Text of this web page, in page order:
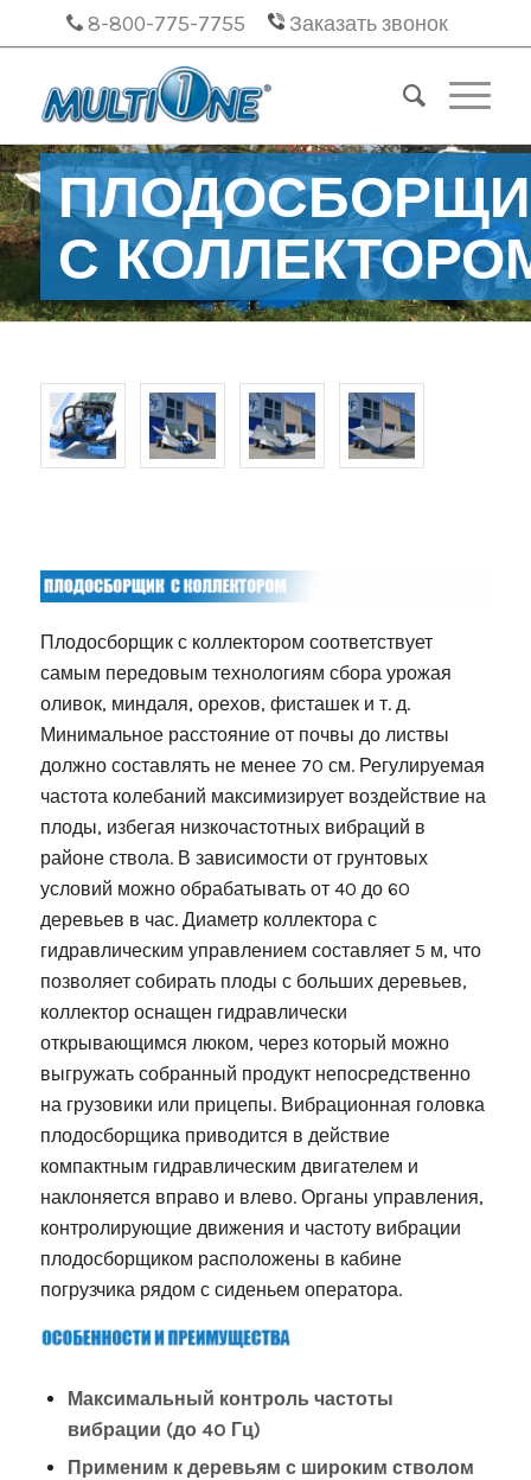
8-800-775-7755 Заказать звонок
С
Плодосборщик с коллектором соответствует
самым передовым технологиям сбора урожая
оливок, миндаля, орехов, фисташек и т. д.
Минимальное расстояние от почвы до листвы
должно составлять не менее 70 см. Регулируемая
частота колебаний максимизирует воздействие на
плоды, избегая низкочастотных вибраций в
районе ствола. В зависимости от грунтовых
условий можно обрабатывать от 40 до 60
деревьев в час. Диаметр коллектора с
гидравлическим управлением составляет 5 м, что
позволяет собирать плоды с больших деревьев,
коллектор оснащен гидравлически
открывающимся люком, через который можно
выгружать собранный продукт непосредственно
на грузовики или прицепы. Вибрационная головка
плодосборщика приводится в действие
компактным гидравлическим двигателем и
наклоняется вправо и влево. Органы управления,
контролирующие движения и частоту вибрации
плодосборщиком расположены в кабине
погрузчика рядом с сиденьем оператора.
Максимальный контроль частоты
вибрации (до 40 Гц)
Применим к деревьям с широким стволом